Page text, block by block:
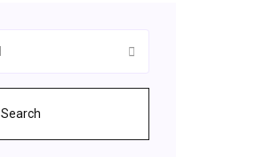
Search